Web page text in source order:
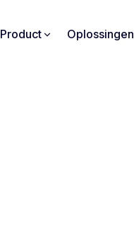
Product Oplossingen